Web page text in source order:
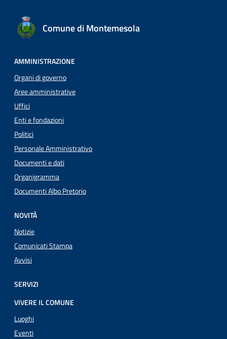
Comune di Montemesola
AMMINISTRAZIONE
Organi di governo
Aree amministrative
Uffici
Enti e fondazioni
Politici
Personale Amministrativo
Documenti e dati
Organigramma
Documenti Albo Pretorio
NOVITÀ
Notizie
Comunicati Stampa
Avvisi
SERVIZI
VIVERE IL COMUNE
Luoghi
Eventi